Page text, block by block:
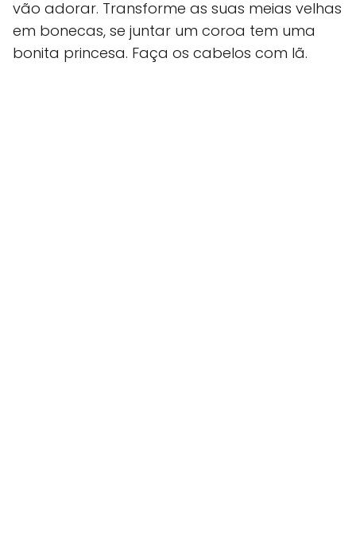
vão adorar. Transforme as suas meias velhas
em bonecas, se juntar um coroa tem uma
bonita princesa. Faça os cabelos com lã.